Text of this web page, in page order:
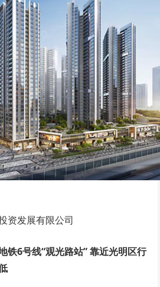
资发展有限公司
铁6号线“观光路站” 靠近光明区行